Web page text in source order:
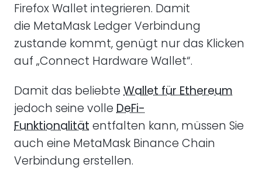
Firefox Wallet integrieren. Damit
die MetaMask Ledger Verbindung
zustande kommt, genügt nur das Klicken
auf „Connect Hardware Wallet“.
Damit das beliebte Wallet für Ethereum
jedoch seine volle DeFi-
Funktionalität entfalten kann, müssen Sie
auch eine MetaMask Binance Chain
Verbindung erstellen.